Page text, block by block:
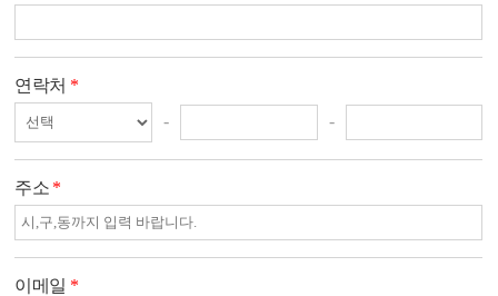
연락처 *
-
-
주소 *
이메일 *